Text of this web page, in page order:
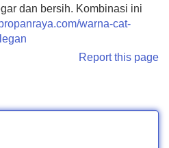
dan bersih. Kombinasi ini
warna-cat-
Report this page